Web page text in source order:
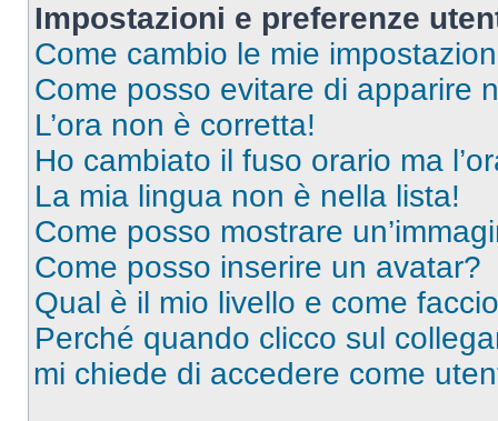
Impostazioni e preferenze
Come cambio le mie
Come posso evitare di apparire
L’ora non è corretta!
Ho cambiato il fuso orario ma
La mia lingua non è nella lista!
Come posso mostrare
Come posso inserire un avatar?
Qual è il mio livello e come
Perché quando clicco sul
mi chiede di accedere come